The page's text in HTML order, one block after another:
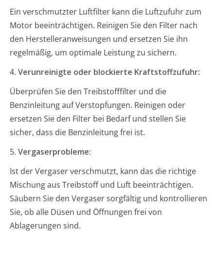
Ein verschmutzter Luftfilter kann die Luftzufuhr zum
Motor beeinträchtigen. Reinigen Sie den Filter nach
den Herstelleranweisungen und ersetzen Sie ihn
regelmäßig, um optimale Leistung zu sichern.
4. Verunreinigte oder blockierte Kraftstoffzufuhr:
Überprüfen Sie den Treibstofffilter und die
Benzinleitung auf Verstopfungen. Reinigen oder
ersetzen Sie den Filter bei Bedarf und stellen Sie
sicher, dass die Benzinleitung frei ist.
5. Vergaserprobleme:
Ist der Vergaser verschmutzt, kann das die richtige
Mischung aus Treibstoff und Luft beeinträchtigen.
Säubern Sie den Vergaser sorgfältig und kontrollieren
Sie, ob alle Düsen und Öffnungen frei von
Ablagerungen sind.